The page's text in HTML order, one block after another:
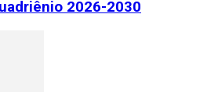
2026-2030